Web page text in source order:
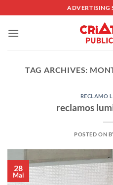
to
content
ADVERTISING
TAG ARCHIVES:
RECLAMO
reclamos
POSTED ON
28
Mai